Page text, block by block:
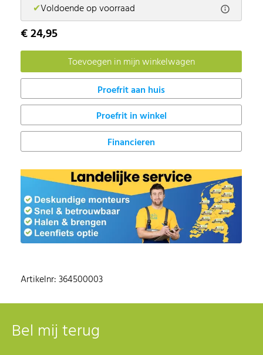
✔Voldoende op voorraad
€ 24,95
Proefrit in winkel
Financieren
Artikelnr: 364500003
Bel mij terug